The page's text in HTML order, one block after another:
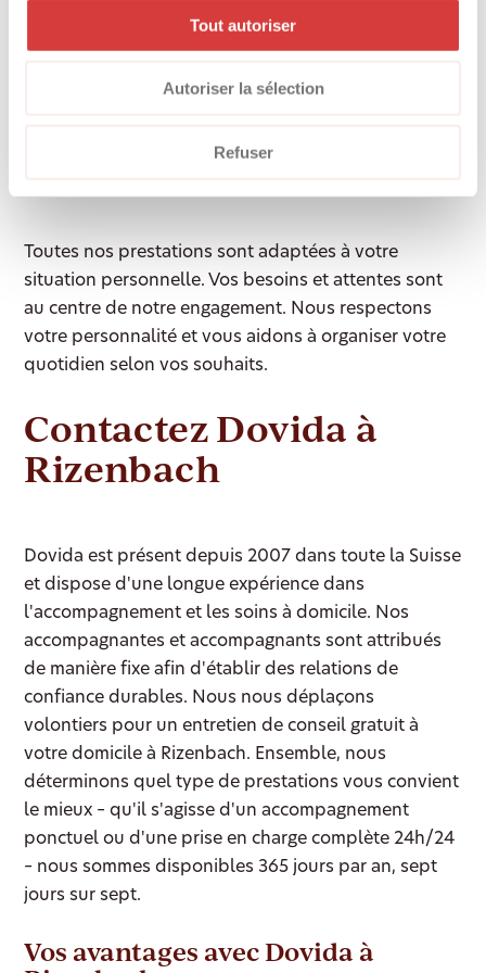
Tout autoriser
Autoriser la sélection
Refuser
Accompagnement en cas de démence ou de
Parkinson :soutien spécialisé et bienveillant face
aux troubles cognitifs ou moteurs
présence respectueuse et digne dans la dernière
Toutes nos prestations sont adaptées à votre
situation personnelle. Vos besoins et attentes sont
au centre de notre engagement. Nous respectons
votre personnalité et vous aidons à organiser votre
quotidien selon vos souhaits.
Contactez Dovida à
Rizenbach
Dovida est présent depuis 2007 dans toute la Suisse
et dispose d'une longue expérience dans
l'accompagnement et les soins à domicile. Nos
accompagnantes et accompagnants sont attribués
de manière fixe afin d'établir des relations de
confiance durables. Nous nous déplaçons
volontiers pour un entretien de conseil gratuit à
votre domicile à Rizenbach. Ensemble, nous
déterminons quel type de prestations vous convient
le mieux – qu'il s'agisse d'un accompagnement
ponctuel ou d'une prise en charge complète 24h/24
– nous sommes disponibles 365 jours par an, sept
jours sur sept.
Vos avantages avec Dovida à